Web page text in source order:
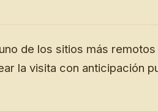
de los sitios más
la visita con anticipación